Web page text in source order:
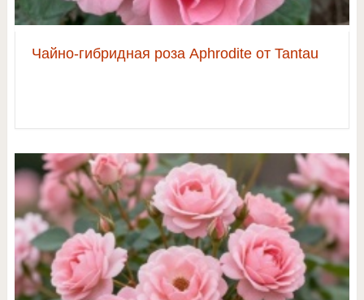
Чайно-гибридная роза Aphrodite от Tantau